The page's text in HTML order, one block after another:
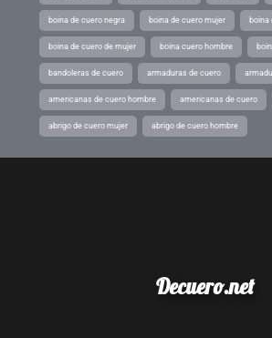
boina de cuero negra boina de cuero mujer boina
boina de cuero de mujer boina cuero hombre
bandoleras de cuero armaduras de cuero
americanas de cuero hombre americanas de cuero
abrigo de cuero mujer abrigo de cuero hombre
Decuero.net